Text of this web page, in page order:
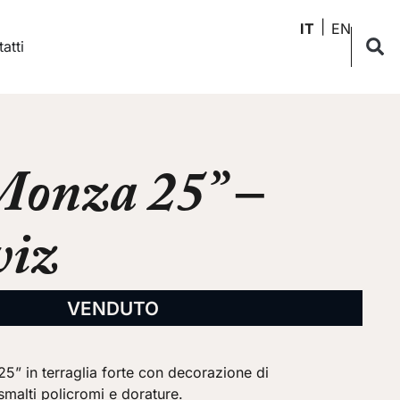
IT EN
25” –
VENDUTO
in terraglia forte con decorazione di
policromi e dorature.